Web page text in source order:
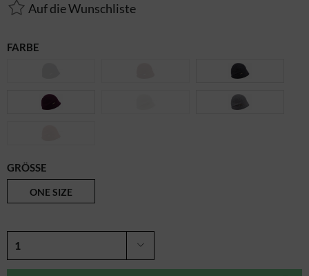
Auf die Wunschliste
FARBE
GRÖSSE
ONE SIZE